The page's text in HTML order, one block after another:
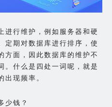
进行维护，例如服务器和硬
定期对数据库进行排序，使
方面，因此数据库的维护不
。什么是四处一词呢，就是
出现频率。
少钱？